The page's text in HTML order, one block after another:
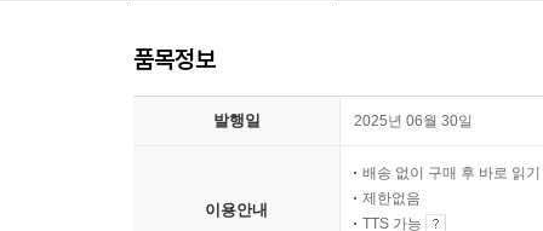
품목정보
발행일 2025년 06월 30일
이용안내
배송 없이 구매 후 바로 읽기
제한없음
TTS 가능